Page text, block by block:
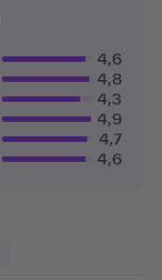
4,6
4,8
4,3
4,9
4,7
4,6